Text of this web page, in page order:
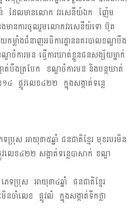
ងន់ ដែលមានលោក វរសេនីយ៍ឯក ញ៉ែម
មានការចូលរួមលោកវរសេនីយ៍ទោ ប៊ុត
លាំងជំនាញអធិការដ្ឋាននគរបាលខណ្ឌបឹង
ចំការមន ធ្វេីការឃាត់ខ្លួនជនសង្ស័យម្នាក់
បឹងត្របែក ខណ្ឌចំការមន និងបន្តឃាត់
ផ្លូវលេខ៤២២ ក្នុងសង្កាត់ទន្លេ
អាយុ៣៥ឆ្នាំ ជនជាតិខ្មែរ មុខរបរមិន
លេខ៤២២ សង្កាត់ទន្លេបាសាក់ ខណ្ឌ
រុស អាយុ៣៤ឆ្នាំ ជនជាតិខ្មែរ
នចាំលេខ ផ្លូវលំ ក្នុងសង្កាត់ទឹកថ្លា